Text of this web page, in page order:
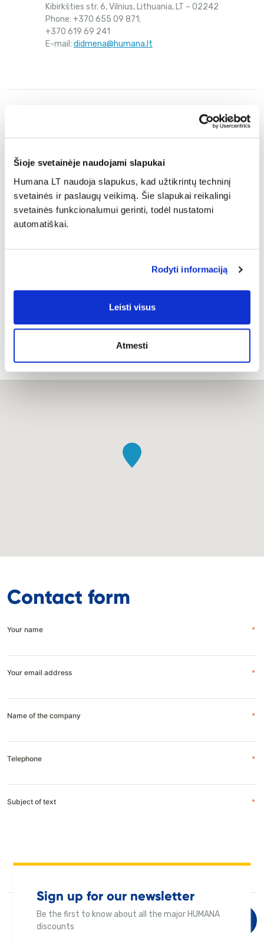
Šioje svetainėje naudojami slapukai
Humana LT naudoja slapukus, kad užtikrintų techninį
svetainės ir paslaugų veikimą. Šie slapukai reikalingi
svetainės funkcionalumui gerinti, todėl nustatomi
automatiškai.
Rodyti informaciją
Leisti visus
Atmesti
Kibirkšties str. 6, Vilnius, Lithuania, LT – 02242
Phone: +370 655 09 871;
+370 619 69 241
E-mail: didmena@humana.lt
Development projects
Kibirkšties str. 6, Vilnius, Lithuania, LT – 02242
Phone: +370 611 47 971
Contact form
Your name *
Your email address *
Name of the company *
Telephone *
Subject of text *
Send
Sign up for our newsletter
Be the first to know about all the major HUMANA
discounts